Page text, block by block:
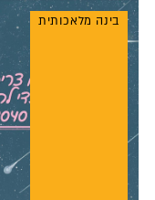
בינה מלאכותית